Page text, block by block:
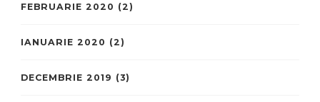
FEBRUARIE 2020 (2)
IANUARIE 2020 (2)
DECEMBRIE 2019 (3)